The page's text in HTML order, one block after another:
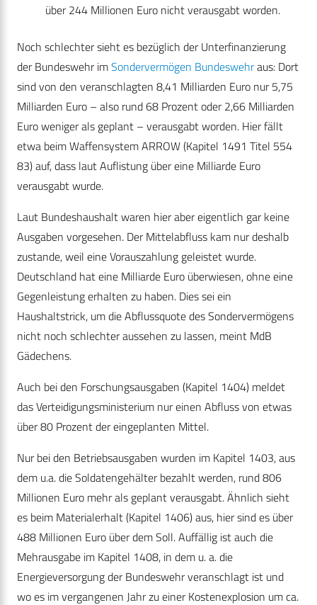
über 244 Millionen Euro nicht verausgabt worden.
Noch schlechter sieht es bezüglich der Unterfinanzierung
der Bundeswehr imSondervermögen Bundeswehraus: Dort
sind von den veranschlagten 8,41 Milliarden Euro nur 5,75
Milliarden Euro – also rund 68 Prozent oder 2,66 Milliarden
Euro weniger als geplant – verausgabt worden. Hier fällt
etwa beim Waffensystem ARROW (Kapitel 1491 Titel 554
83) auf, dass laut Auflistung über eine Milliarde Euro
verausgabt wurde.
Laut Bundeshaushalt waren hier aber eigentlich gar keine
Ausgaben vorgesehen. Der Mittelabfluss kam nur deshalb
zustande, weil eine Vorauszahlung geleistet wurde.
Deutschland hat eine Milliarde Euro überwiesen, ohne eine
Gegenleistung erhalten zu haben. Dies sei ein
Haushaltstrick, um die Abflussquote des Sondervermögens
nicht noch schlechter aussehen zu lassen, meint MdB
Gädechens.
Auch bei den Forschungsausgaben (Kapitel 1404) meldet
das Verteidigungsministerium nur einen Abfluss von etwas
über 80 Prozent der eingeplanten Mittel.
Nur bei den Betriebsausgaben wurden im Kapitel 1403, aus
dem u.a. die Soldatengehälter bezahlt werden, rund 806
Millionen Euro mehr als geplant verausgabt. Ähnlich sieht
es beim Materialerhalt (Kapitel 1406) aus, hier sind es über
488 Millionen Euro über dem Soll. Auffällig ist auch die
Mehrausgabe im Kapitel 1408, in dem u. a. die
Energieversorgung der Bundeswehr veranschlagt ist und
wo es im vergangenen Jahr zu einer Kostenexplosion um ca.